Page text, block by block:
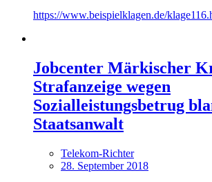
https://www.beispielklagen.de/
Jobcenter Märkischer
Strafanzeige wegen
Sozialleistungsbetrug
Staatsanwalt
Telekom-Richter
28. September 2018